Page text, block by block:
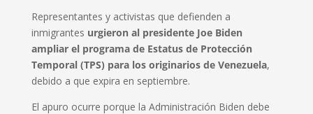
Representantes y activistas que defienden a
inmigrantes urgieron al presidente Joe Biden
ampliar el programa de Estatus de Protección
Temporal (TPS) para los originarios de Venezuela,
debido a que expira en septiembre.
El apuro ocurre porque la Administración Biden debe